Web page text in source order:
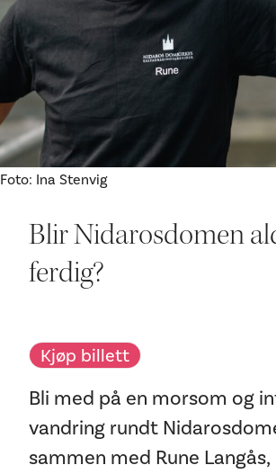
Ditt besøk
Foto: Ina Stenvig
Blir Nidarosdomen
ferdig?
Kjøp billett
Bli med på en morsom og
vandring rundt
sammen med Rune Langås,